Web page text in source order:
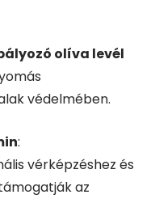
olíva levél
védelmében.
:
vérképzéshez és
az